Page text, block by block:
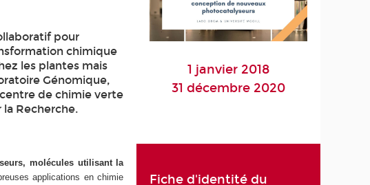
pour
chimique
les plantes mais
Génomique,
de chimie verte
la Recherche.
molécules utilisant la
applications en chimie
1 janvier 2018
31 décembre 2020
Fiche d'identité du